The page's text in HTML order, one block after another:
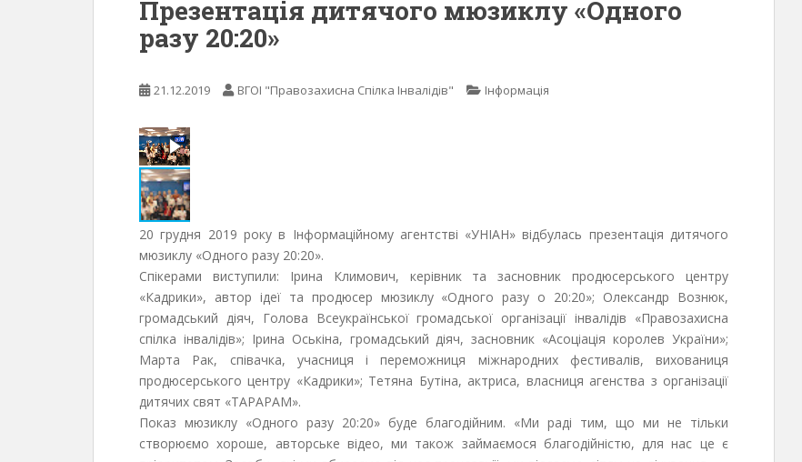
Презентація дитячого мюзиклу «Одного
разу 20:20»
21.12.2019 ВГОІ "Правозахисна Спілка Інвалідів" Інформація
20 грудня 2019 року в Інформаційному агентстві «УНІАН» відбулась презентація дитячого
мюзиклу «Одного разу 20:20».
Спікерами виступили: Ірина Климович, керівник та засновник продюсерського центру
«Кадрики», автор ідеї та продюсер мюзиклу «Одного разу о 20:20»; Олександр Вознюк,
громадський діяч, Голова Всеукраїнської громадської організації інвалідів «Правозахисна
спілка інвалідів»; Ірина Оськіна, громадський діяч, засновник «Асоціація королев України»;
Марта Рак, співачка, учасниця і переможниця міжнародних фестивалів, вихованиця
продюсерського центру «Кадрики»; Тетяна Бутіна, актриса, власниця агенства з організації
дитячих свят «ТАРАРАМ».
Показ мюзиклу «Одного разу 20:20» буде благодійним. «Ми раді тим, що ми не тільки
створюємо хороше, авторське відео, ми також займаємося благодійністю, для нас це є